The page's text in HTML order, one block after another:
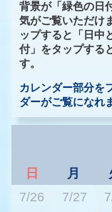
背景が「緑色の日
気がご覧いただけ
ップすると「日中
付」をタップする
す。
カレンダー部分を
ダーがご覧になれ
日 月
7/26
7/27